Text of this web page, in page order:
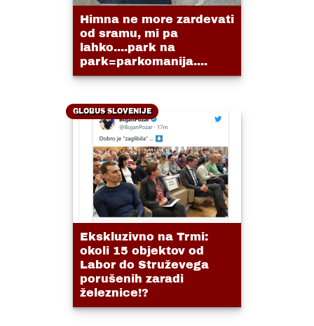
Himna ne more zardevati
od sramu, mi pa
lahko....park na
park=parkomanija....
GLOBUS SLOVENIJE
Ekskluzivno na Trmi:
okoli 15 objektov od
Labor do Struževega
porušenih zaradi
železnice!?